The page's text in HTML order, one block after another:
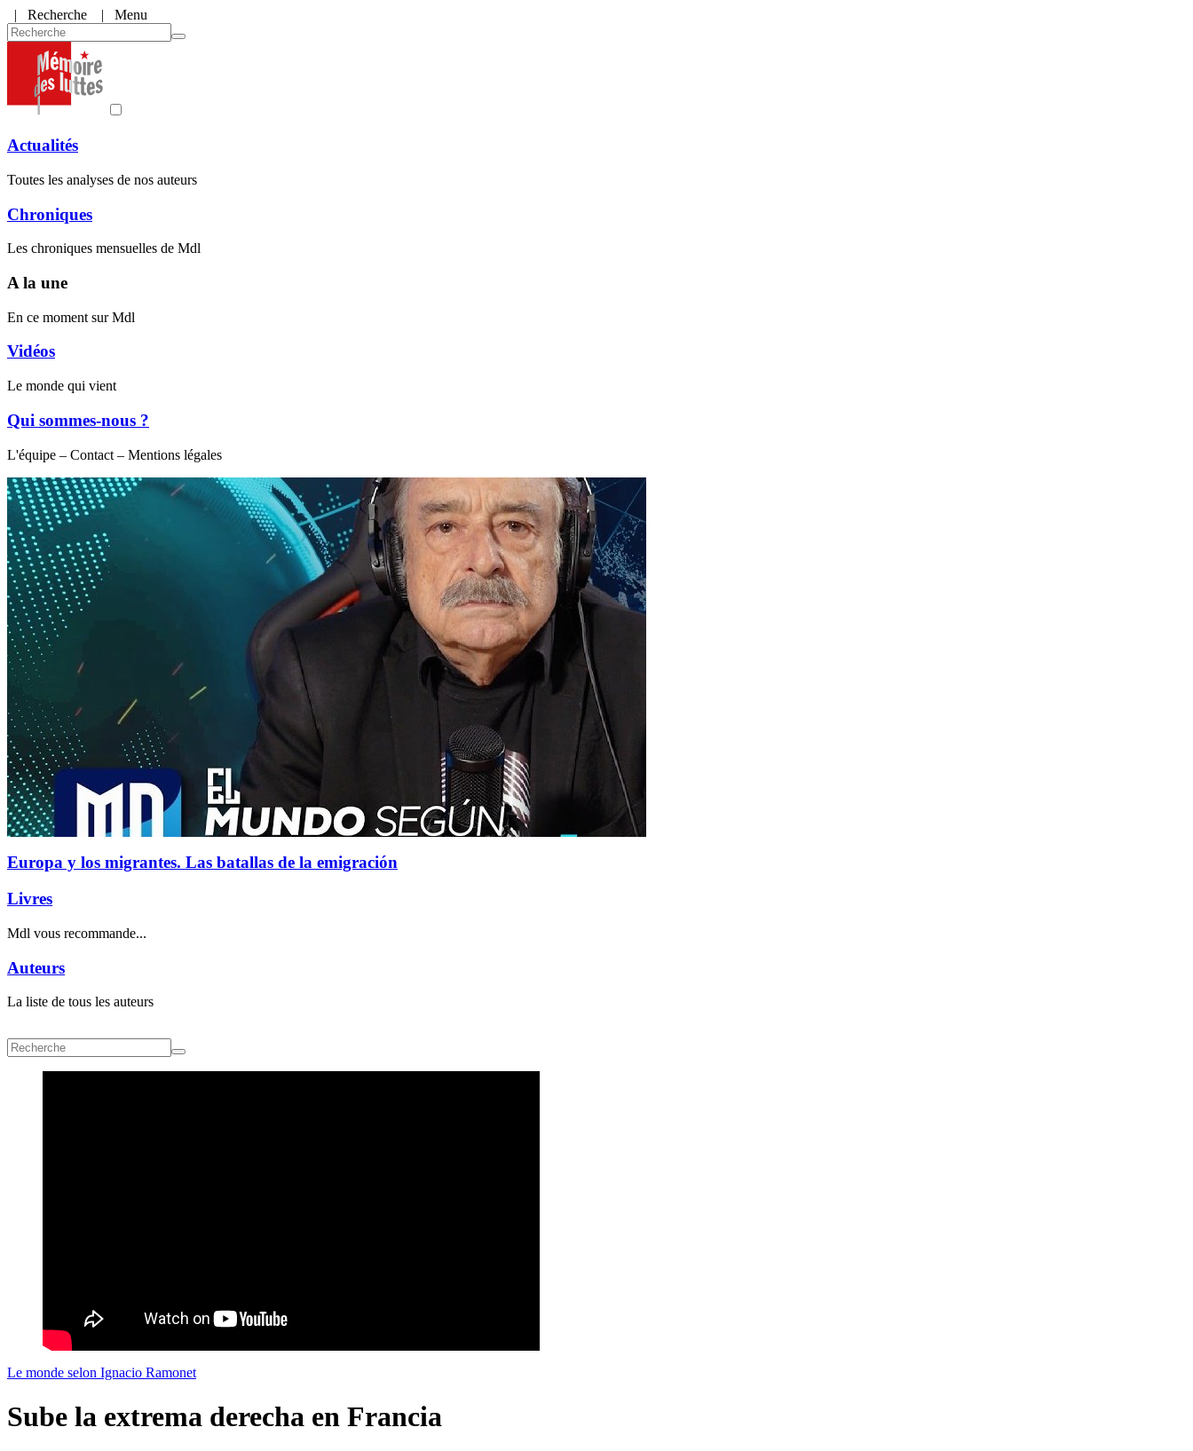
| Recherche | Menu
Actualités
Toutes les analyses de nos auteurs
Chroniques
Les chroniques mensuelles de Mdl
A la une
En ce moment sur Mdl
Vidéos
Le monde qui vient
Qui sommes-nous ?
L'équipe – Contact – Mentions légales
Europa y los migrantes. Las batallas de la emigración
Livres
Mdl vous recommande...
Auteurs
La liste de tous les auteurs
Le monde selon Ignacio Ramonet
Sube la extrema derecha en Francia